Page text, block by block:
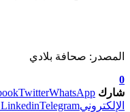
المصدر: صحافة بلادي
0
شارك
TwitterWhatsApp
الإلكتروني
LinkedinTelegram